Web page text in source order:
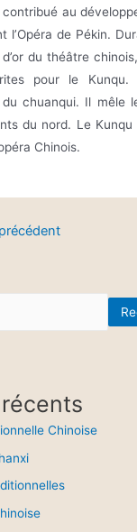
au
l’Opéra de Pékin.
d’or du théâtre
pour le
chuanqui. Il mêle
du nord. Le
Chinois.
Chinoise